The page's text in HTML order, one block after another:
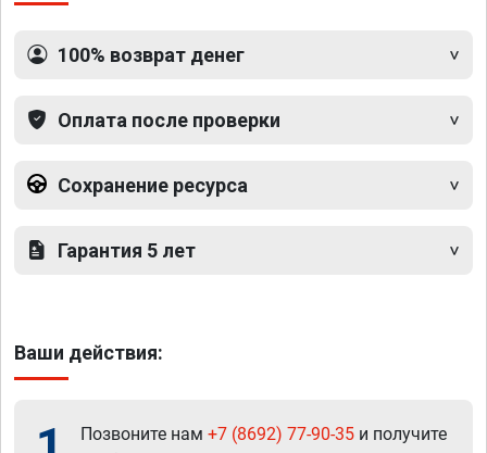
100% возврат денег
Оплата после проверки
Сохранение ресурса
Гарантия 5 лет
Ваши действия:
Позвоните нам +7 (8692) 77-90-35 и получите